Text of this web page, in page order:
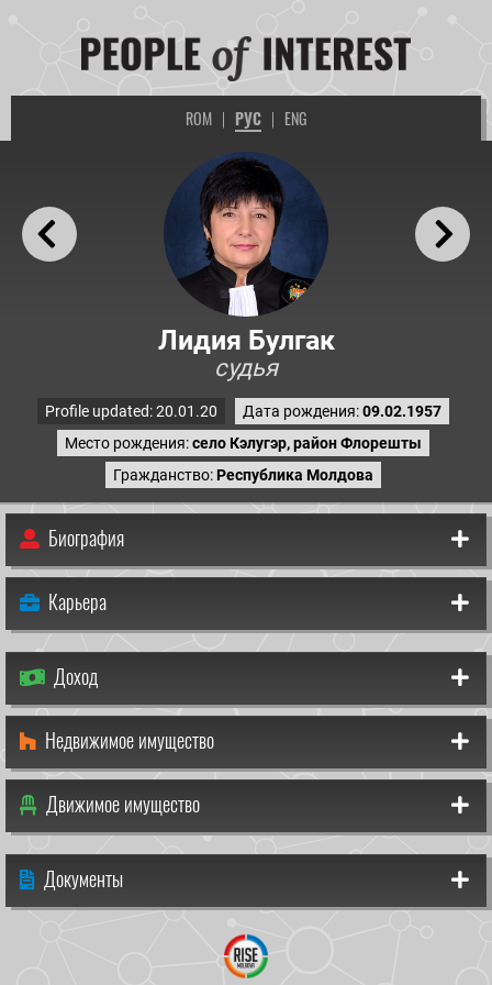
ROM | РУС | ENG
Лидия Булгак
судья
Profile updated: 20.01.20 Дата рождения:09.02.1957
Место рождения:село Кэлугэр, район Флорешты
Гражданство:Республика Молдова
Биография
Карьера
Доход
Недвижимое имущество
Движимое имущество
Документы